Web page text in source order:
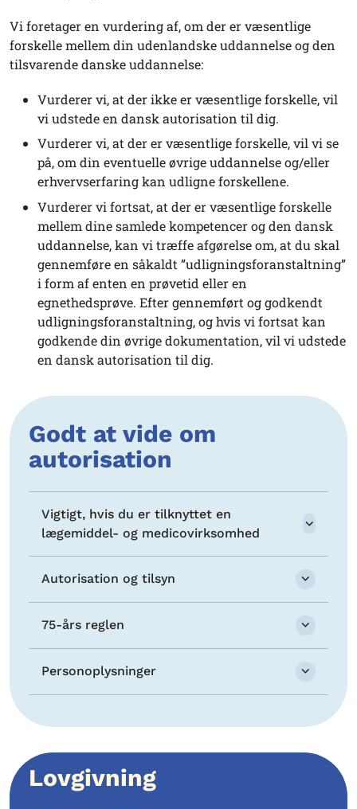
Vi foretager en vurdering af, om der er væsentlige
forskelle mellem din udenlandske uddannelse og den
tilsvarende danske uddannelse:
Vurderer vi, at der ikke er væsentlige forskelle, vil
vi udstede en dansk autorisation til dig.
Vurderer vi, at der er væsentlige forskelle, vil vi se
på, om din eventuelle øvrige uddannelse og/eller
erhvervserfaring kan udligne forskellene.
Vurderer vi fortsat, at der er væsentlige forskelle
mellem dine samlede kompetencer og den dansk
uddannelse, kan vi træffe afgørelse om, at du skal
gennemføre en såkaldt ”udligningsforanstaltning”
i form af enten en prøvetid eller en
egnethedsprøve. Efter gennemført og godkendt
udligningsforanstaltning, og hvis vi fortsat kan
godkende din øvrige dokumentation, vil vi udstede
en dansk autorisation til dig.
Godt at vide om
autorisation
Vigtigt, hvis du er tilknyttet en
lægemiddel- og medicovirksomhed
Autorisation og tilsyn
75-års reglen
Personoplysninger
Lovgivning